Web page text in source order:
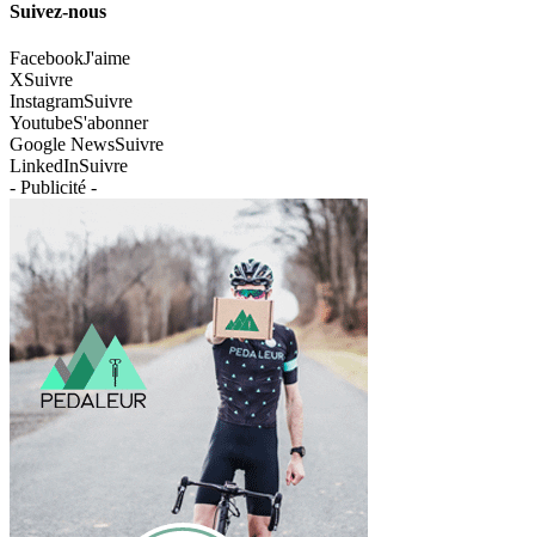
Suivez-nous
FacebookJ'aime
XSuivre
InstagramSuivre
YoutubeS'abonner
Google NewsSuivre
LinkedInSuivre
- Publicité -